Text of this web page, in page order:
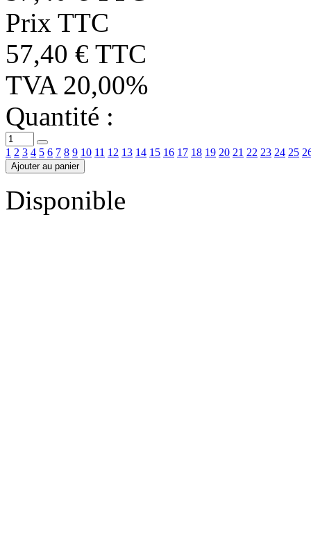
Prix TTC
57,40 € TTC
TVA 20,00%
Quantité :
1 2 3 4 5 6 7 8 9 10 11 12 13 14 15 16 17 18 19 20 21 22 23 24 25
Ajouter au panier
Disponible